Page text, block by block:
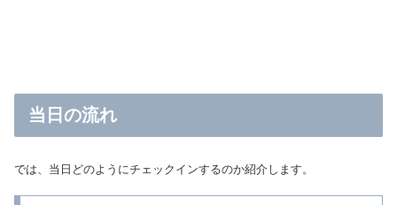
当日の流れ
では、当日どのようにチェックインするのか紹介します。